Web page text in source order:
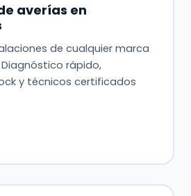
averías en
de cualquier marca
rápido,
y técnicos certificados